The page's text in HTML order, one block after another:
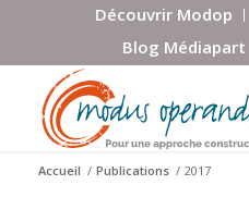
Découvrir Modop
Blog Médiapart
Accueil / Publications / 2017